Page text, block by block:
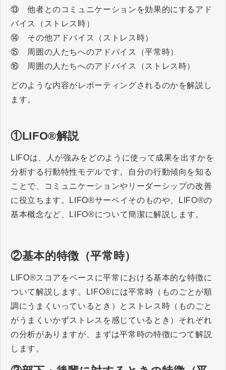
⑬ 他者とのコミュニケーションを効果的にするアド
バイス（ストレス時）
⑭ その他アドバイス（ストレス時）
⑮ 周囲の人たちへのアドバイス（平常時）
⑯ 周囲の人たちへのアドバイス（ストレス時）
どのような内容がレポーティングされるのかを解説し
ます。
①LIFO®解説
LIFOは、人が強みをどのように使って成果を出すかを
分析する行動特性モデルです。自分の行動傾向を知る
ことで、コミュニケーションやリーダーシップの改善
に役立ちます。LIFO®サーベイそのものや、LIFO®の
基本概念など、LIFO®について簡潔に解説します。
②基本的特徴（平常時）
LIFO®スコアをベースに平常における基本的な特徴に
ついて解説します。LIFO®には平常時（ものごとが順
調にうまくいっているとき）とストレス時（ものごと
がうまくいかずストレスを感じているとき）それぞれ
の分析がありますが、まずは平常時の特徴につて解説
します。